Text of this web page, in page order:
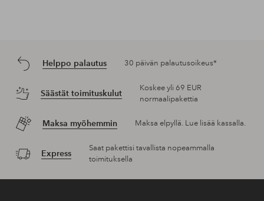
Helppo palautus 30 päivän palautusoikeus*
Säästät toimituskulut
Koskee yli 69 EUR
normaalipakettia
Maksa myöhemmin Maksa elpyllä. Lue lisää kassalla.
Express
Saat pakettisi tavallista nopeammalla
toimituksella